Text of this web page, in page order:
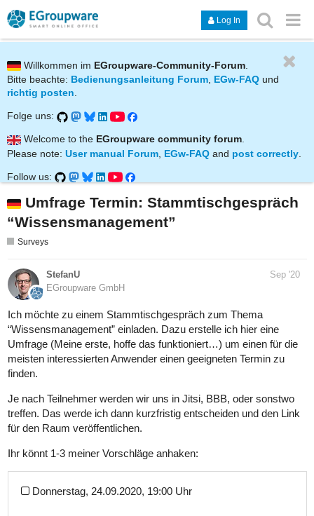
Log In
Willkommen im EGroupware-Community-Forum
Bitte beachte: Bedienungsanleitung Forum, EGw-FAQ und
richtig posten.
Folge uns:
Welcome to the EGroupware community forum.
Please note: User manual Forum EGw-FAQ and post correctly
Follow us:
Umfrage Termin: Stammtischgespräch
“Wissensmanagement”
Surveys
StefanU
EGroupware GmbH
Sep '20
Ich möchte zu einem Stammtischgespräch zum Thema
“Wissensmanagement” einladen. Dazu erstelle ich hier eine
Umfrage (Meine erste, hoffe das funktioniert…) um einen für die
meisten interessierten Anwender einen geeigneten Termin zu
finden.
Je nach Teilnehmer werden wir uns in Jitsi, BBB, oder sonstwo
treffen. Das werde ich dann kurzfristig entscheiden und den Link
für den Raum veröffentlichen.
Ihr könnt 1-3 meiner Vorschläge anhaken:
Donnerstag, 24.09.2020, 19:00 Uhr